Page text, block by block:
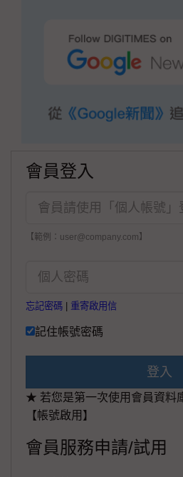
會員登入
【範例：user@company.com】
忘記密碼 重寄啟用信
記住帳號密碼
登入
★ 若您是第一次使用會員資料
【帳號啟用】
會員服務申請/試用